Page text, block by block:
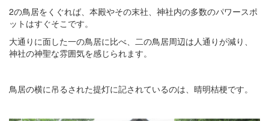
2の鳥居をくぐれば、本殿やその末社、神社内の多数のパワースポ
ットはすぐそこです。
大通りに面した一の鳥居に比べ、二の鳥居周辺は人通りが減り、
神社の神聖な雰囲気を感じられます。
鳥居の横に吊るされた提灯に記されているのは、晴明桔梗です。